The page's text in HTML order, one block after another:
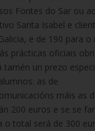
Fontes do Sar ou
Santa Isabel e
e de 190 para o
prácticas oficiais
tamén un prezo
as de
máis as
200 euros e se se
o total será de 300